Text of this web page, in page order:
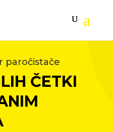
paročistače
ČETKI